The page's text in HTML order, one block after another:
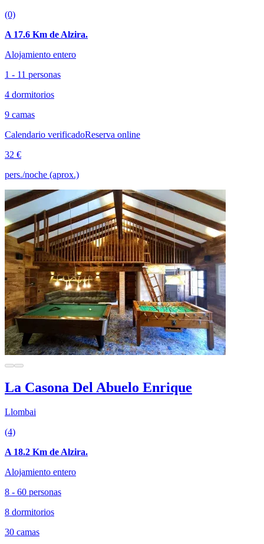
(0)
A 17.6 Km de Alzira.
Alojamiento entero
1 - 11 personas
4 dormitorios
9 camas
Calendario verificadoReserva online
32 €
pers./noche (aprox.)
La Casona Del Abuelo Enrique
Llombai
(4)
A 18.2 Km de Alzira.
Alojamiento entero
8 - 60 personas
8 dormitorios
30 camas